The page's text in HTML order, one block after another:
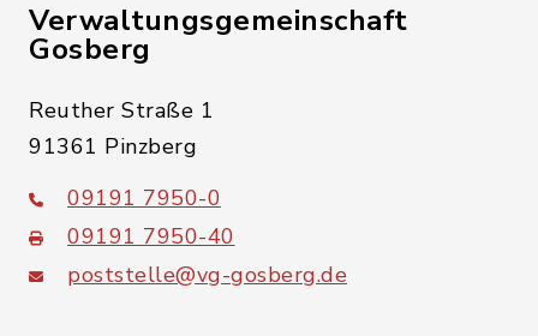
Verwaltungsgemeinschaft
Gosberg
Reuther Straße 1
91361 Pinzberg
09191 7950-0
09191 7950-40
poststelle@vg-gosberg.de